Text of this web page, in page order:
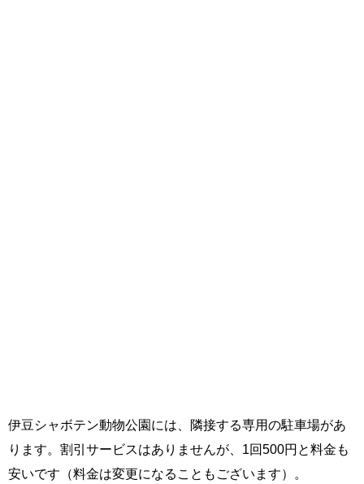
伊豆シャボテン動物公園には、隣接する専用の駐車場があ
ります。割引サービスはありませんが、1回500円と料金も
安いです（料金は変更になることもございます）。